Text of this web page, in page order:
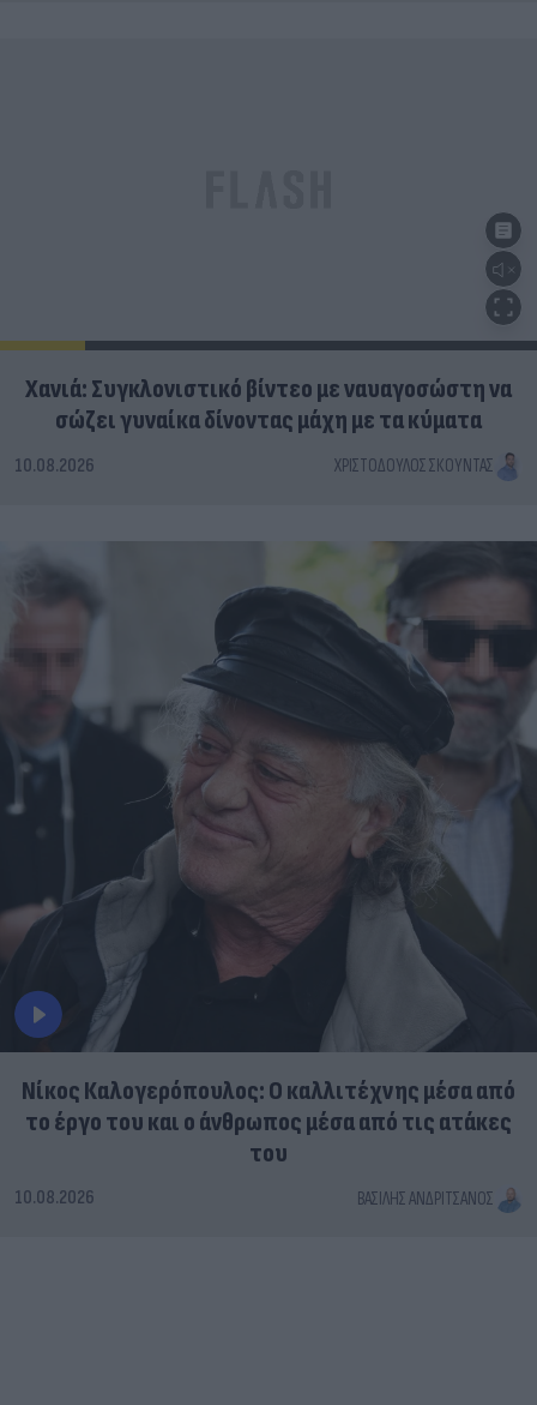
Χανιά: Συγκλονιστικό βίντεο με ναυαγοσώστη να
σώζει γυναίκα δίνοντας μάχη με τα κύματα
10.08.2026 ΧΡΙΣΤΌΔΟΥΛΟΣ ΣΚΟΎΝΤΑΣ
Νίκος Καλογερόπουλος: Ο καλλιτέχνης μέσα από
το έργο του και ο άνθρωπος μέσα από τις ατάκες
του
10.08.2026 ΒΑΣΊΛΗΣ ΑΝΔΡΙΤΣΆΝΟΣ